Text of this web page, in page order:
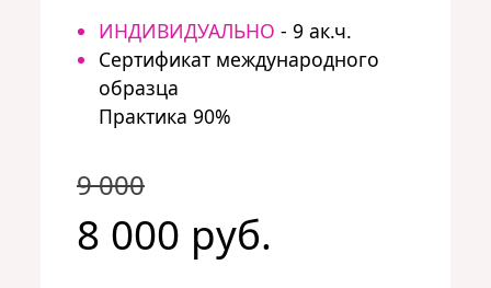
ИНДИВИДУАЛЬНО - 9 ак.ч.
Сертификат международного
образца
Практика 90%
9 000
8 000 руб.